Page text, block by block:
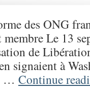
des ONG
Le 13
de
signaient à
… Continue